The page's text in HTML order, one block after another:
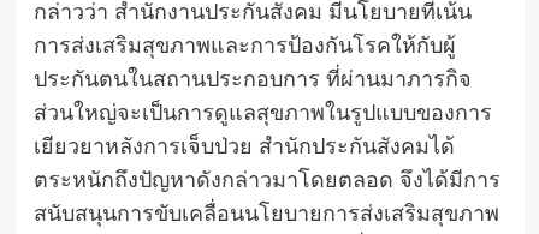
กล่าวว่า สำนักงานประกันสังคม มีนโยบายที่เน้น
การส่งเสริมสุขภาพและการป้องกันโรคให้กับผู้
ประกันตนในสถานประกอบการ ที่ผ่านมาภารกิจ
ส่วนใหญ่จะเป็นการดูแลสุขภาพในรูปแบบของการ
เยียวยาหลังการเจ็บป่วย สำนักประกันสังคมได้
ตระหนักถึงปัญหาดังกล่าวมาโดยตลอด จึงได้มีการ
สนับสนุนการขับเคลื่อนนโยบายการส่งเสริมสุขภาพ